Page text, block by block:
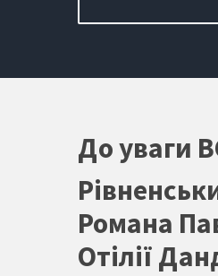
До уваги
Романа
Отілії